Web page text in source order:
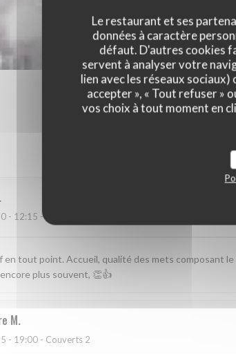
Le restaurant et ses
données à caractère
défaut. D'autres cookies
servent à analyser votre
lien avec les réseaux
accepter », « Tout refuser »
vos choix à tout moment en
Les avis
- 12:15 - Couverts 4
en tout point. Accueil, qualité des mets composant
plus souvent, 👏👍
M
- 19:00 - Couverts 2